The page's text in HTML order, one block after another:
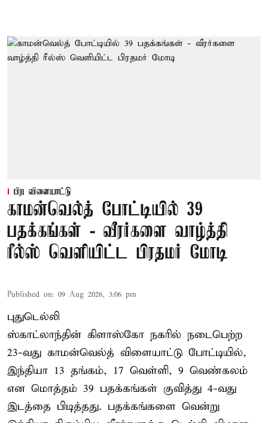
பிற விளையாட்டு
காமன்வெல்த் போட்டியில் 39
பதக்கங்கள் - வீரர்களை வாழ்த்தி
ரீல்ஸ் வெளியிட்ட பிரதமர் மோடி
Published on: 09 Aug 2026, 3:06 pm
புதுடெல்லி
ஸ்காட்லாந்தின் கிளாஸ்கோ நகரில் நடைபெற்ற
23-வது காமன்வெல்த் விளையாட்டு போட்டியில்,
இந்தியா 13 தங்கம், 17 வெள்ளி, 9 வெண்கலம்
என மொத்தம் 39 பதக்கங்கள் குவித்து 4-வது
இடத்தை பிடித்தது. பதக்கங்களை வென்று